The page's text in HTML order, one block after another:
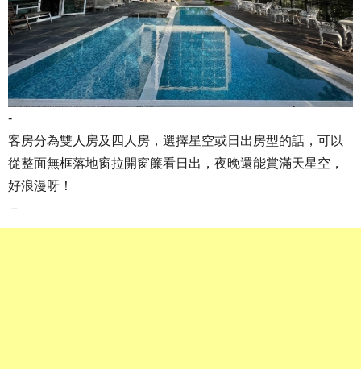
-
客房分為雙人房及四人房，選擇星空或日出房型的話，可以
從整面無框落地窗拉開窗簾看日出，夜晚還能賞滿天星空，
好浪漫呀！
－